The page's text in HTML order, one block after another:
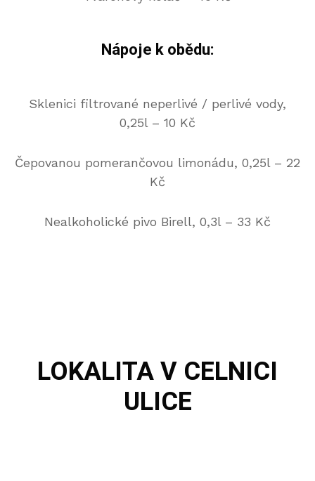
Nápoje k obědu:
Sklenici filtrované neperlivé / perlivé vody,
0,25l – 10 Kč
Čepovanou pomerančovou limonádu, 0,25l – 22
Kč
Nealkoholické pivo Birell, 0,3l – 33 Kč
LOKALITAV CELNICI
ULICE